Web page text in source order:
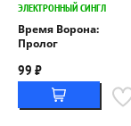
ЭЛЕКТРОННЫЙ СИНГЛ
Время Ворона:
Пролог
99 ₽